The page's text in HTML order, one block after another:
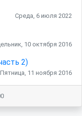
Среда, 6 июля 2022
10 октября 2016
2)
Пятница, 11 ноября 2016